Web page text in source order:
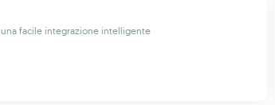
facile integrazione intelligente